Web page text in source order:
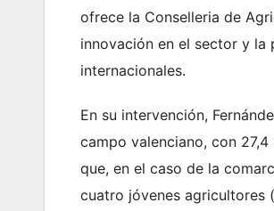
ofrece la Conselleria de
innovación en el sector y
internacionales.
En su intervención,
campo valenciano, con
que, en el caso de la
cuatro jóvenes agricultores